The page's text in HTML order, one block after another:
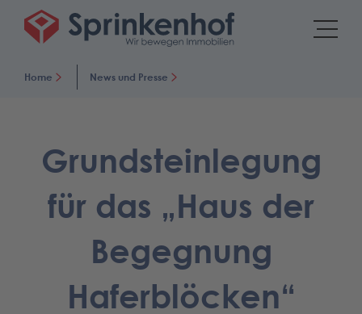
Home News und Presse
Grundsteinlegung
für das „Haus der
Begegnung
Haferblöcken“